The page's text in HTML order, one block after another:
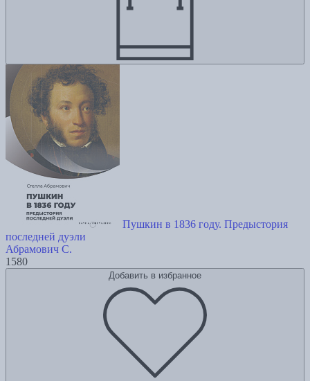
Пушкин в 1836 году. Предыстория
последней дуэли
Абрамович С.
1580
Добавить в избранное